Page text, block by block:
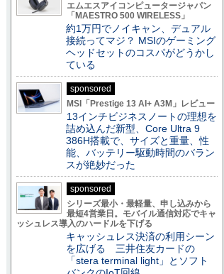
エムエスアイコンピュータージャパン
「MAESTRO 500 WIRELESS」
約1万円でノイキャン、デュアル
接続ってマジ？ MSIのゲーミング
ヘッドセットのコスパがどうかし
ている
sponsored
MSI「Prestige 13 AI+ A3M」レビュー
13インチビジネスノートの理想を
詰め込んだ新型、Core Ultra 9
386H搭載で、サイズと重量、性
能、バッテリー駆動時間のバラン
スが絶妙だった
sponsored
シリーズ最小・最軽量、申し込みから
最短4営業日。モバイル通信対応でキャ
ッシュレス導入のハードルを下げる
キャッシュレス決済の利用シーン
を広げる 三井住友カードの
「stera terminal light」とソフト